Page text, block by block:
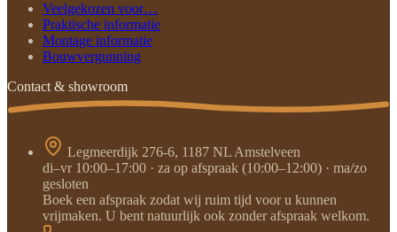
Veelgekozen voor…
Praktische informatie
Montage informatie
Bouwvergunning
Contact & showroom
Legmeerdijk 276-6, 1187 NL Amstelveen
di–vr 10:00–17:00 · za op afspraak (10:00–12:00) · ma/zo
gesloten
Boek een afspraak zodat wij ruim tijd voor u kunnen
vrijmaken. U bent natuurlijk ook zonder afspraak welkom.